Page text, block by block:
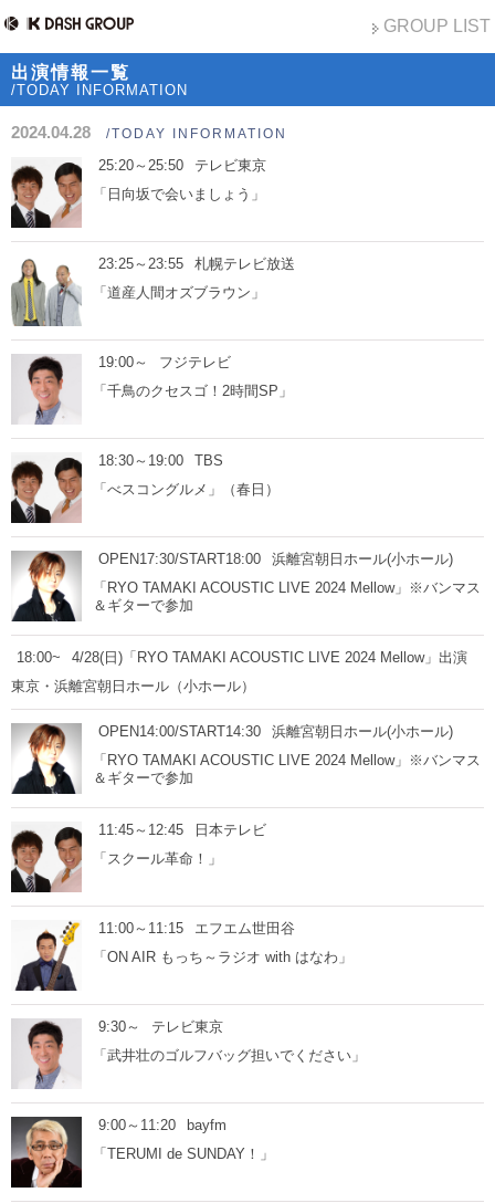
GROUP LIST
出演情報一覧
/TODAY INFORMATION
2024.04.28 /TODAY INFORMATION
25:20～25:50
テレビ東京
「日向坂で会いましょう」
23:25～23:55
札幌テレビ放送
「道産人間オズブラウン」
19:00～
フジテレビ
「千鳥のクセスゴ！2時間SP」
18:30～19:00
TBS
「べスコングルメ」（春日）
OPEN17:30/START18:00
浜離宮朝日ホール(小ホール)
「RYO TAMAKI ACOUSTIC LIVE 2024 Mellow」※バンマス
＆ギターで参加
18:00~
4/28(日)「RYO TAMAKI ACOUSTIC LIVE 2024 Mellow」出演
東京・浜離宮朝日ホール（小ホール）
OPEN14:00/START14:30
浜離宮朝日ホール(小ホール)
「RYO TAMAKI ACOUSTIC LIVE 2024 Mellow」※バンマス
＆ギターで参加
11:45～12:45
日本テレビ
「スクール革命！」
11:00～11:15
エフエム世田谷
「ON AIR もっち～ラジオ with はなわ」
9:30～
テレビ東京
「武井壮のゴルフバッグ担いでください」
9:00～11:20
bayfm
「TERUMI de SUNDAY！」